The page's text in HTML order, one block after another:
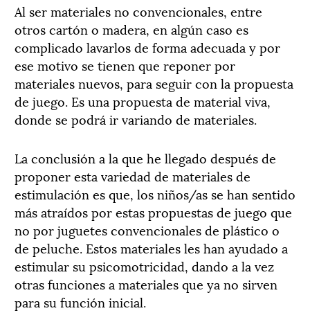
Al ser materiales no convencionales, entre
otros cartón o madera, en algún caso es
complicado lavarlos de forma adecuada y por
ese motivo se tienen que reponer por
materiales nuevos, para seguir con la propuesta
de juego. Es una propuesta de material viva,
donde se podrá ir variando de materiales.
La conclusión a la que he llegado después de
proponer esta variedad de materiales de
estimulación es que, los niños/as se han sentido
más atraídos por estas propuestas de juego que
no por juguetes convencionales de plástico o
de peluche. Estos materiales les han ayudado a
estimular su psicomotricidad, dando a la vez
otras funciones a materiales que ya no sirven
para su función inicial.